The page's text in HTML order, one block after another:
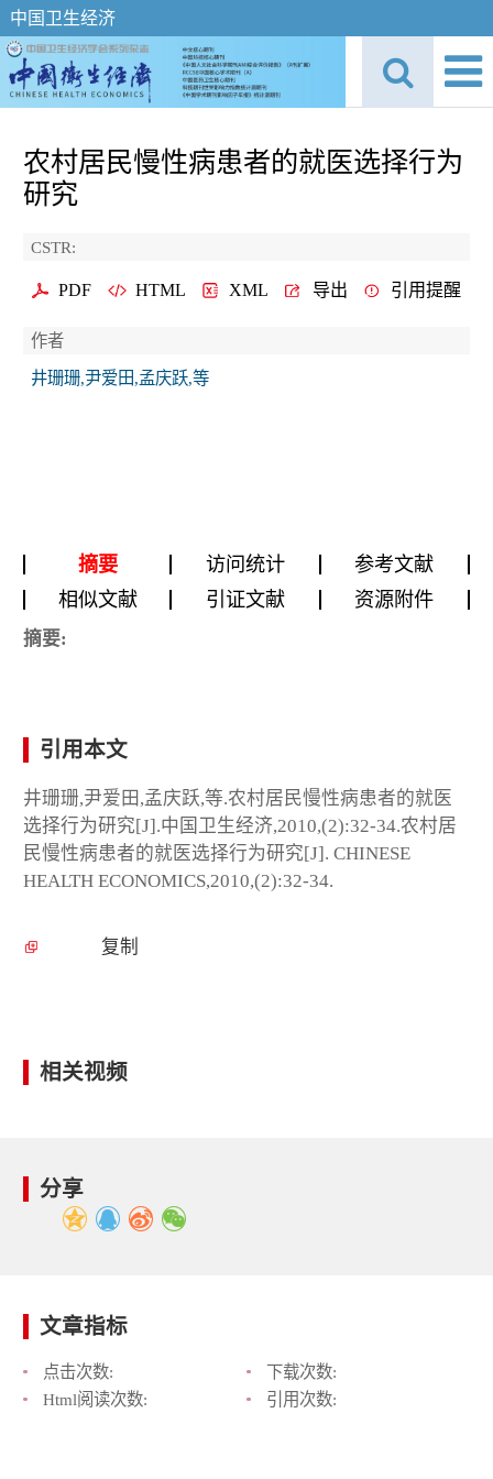
中国卫生经济
农村居民慢性病患者的就医选择行为
研究
CSTR:
PDF HTML XML 导出 引用提醒
作者
井珊珊,尹爱田,孟庆跃,等
摘要 访问统计
参考文献
相似文献
引证文献 资源附件
摘要:
引用本文
井珊珊,尹爱田,孟庆跃,等.农村居民慢性病患者的就医
选择行为研究[J].中国卫生经济,2010,(2):32-34.农村居
民慢性病患者的就医选择行为研究[J]. CHINESE
HEALTH ECONOMICS,2010,(2):32-34.
复制
相关视频
分享
文章指标
点击次数:
下载次数:
Html阅读次数:
引用次数: